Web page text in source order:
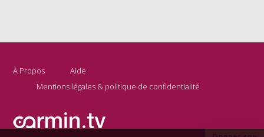
À Propos
Aide
Mentions légales & politique de confidentialité